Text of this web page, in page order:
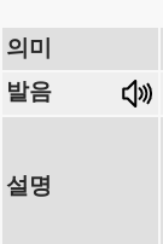
의미
발음
설명